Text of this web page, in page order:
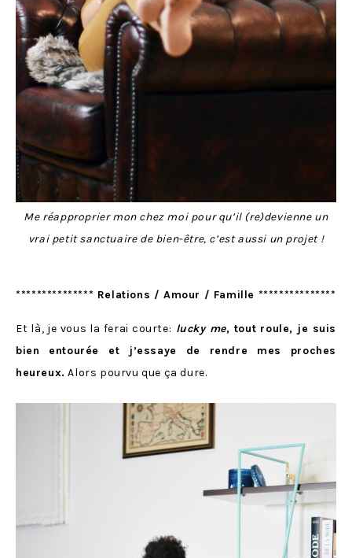
Me réapproprier mon chez moi pour qu’il (re)devienne un
vrai petit sanctuaire de bien-être, c’est aussi un projet !
*************** Relations / Amour / Famille ***************
Et là, je vous la ferai courte: lucky me, tout roule, je suis
bien entourée et j’essaye de rendre mes proches
heureux. Alors pourvu que ça dure.